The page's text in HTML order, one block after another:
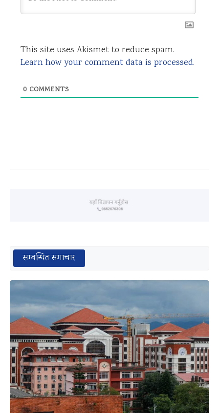
This site uses Akismet to reduce spam.
Learn how your comment data is processed.
0 COMMENTS
सम्बन्धित समाचार